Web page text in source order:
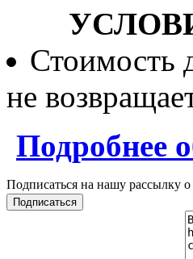
Стоимость
не
Подробнее
Подписаться на нашу рассылку о